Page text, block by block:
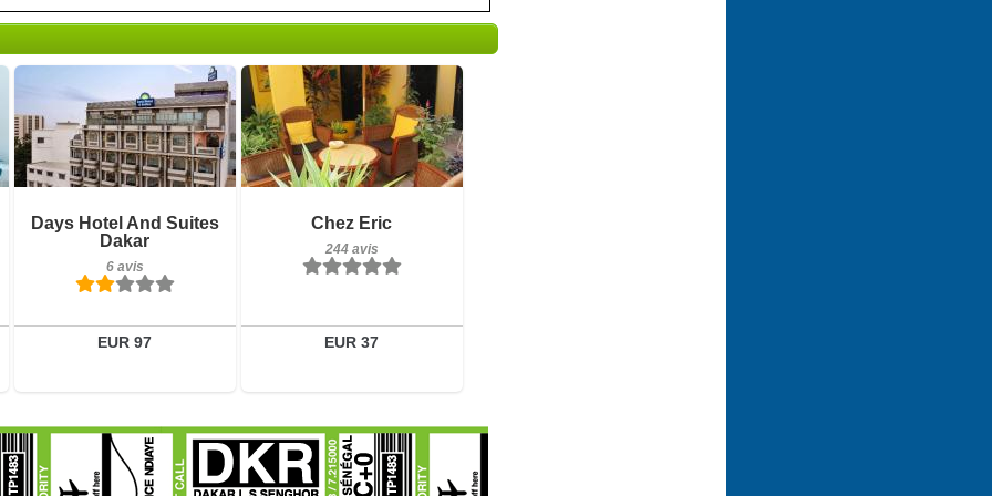
Days Hotel And Suites
Dakar
6 avis
EUR 97
6 avis
Détails
Réserver
Chez Eric
244 avis
EUR 37
Petit-déjeuner inclus
244 avis
Réserver